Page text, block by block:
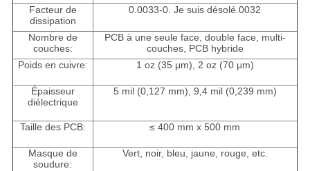
Facteur de
dissipation
0.0033-0. Je suis désolé.0032
Nombre de
couches:
PCB à une seule face, double face, multi-
couches, PCB hybride
Poids en cuivre:
1 oz (35 μm), 2 oz (70 μm)
Épaisseur
diélectrique
5 mil (0,127 mm), 9,4 mil (0,239 mm)
Taille des PCB: ≤ 400 mm x 500 mm
Masque de
soudure:
Vert, noir, bleu, jaune, rouge, etc.